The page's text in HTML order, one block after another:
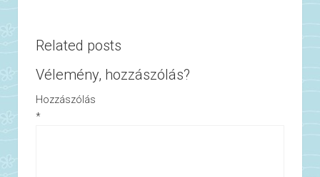
Related posts
Vélemény, hozzászólás?
Hozzászólás
*